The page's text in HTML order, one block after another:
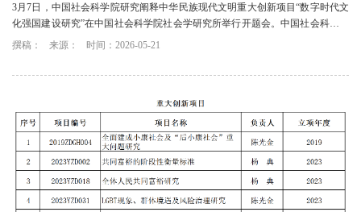
3月7日，中国社会科学院研究阐释中华民族现代文明重大创新项目“数字时代文
化强国建设研究”在中国社会科学院社会学研究所举行开题会。中国社会科学院
社会学研究所党委副书记、副所长杨典致...
撰稿： 来源： 时间：2026-05-21